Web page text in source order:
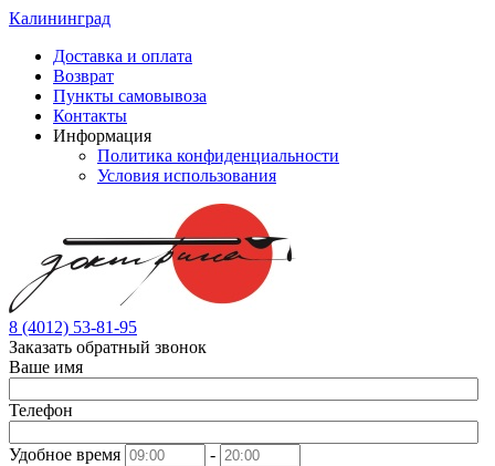
Калининград
Доставка и оплата
Возврат
Пункты самовывоза
Контакты
Информация
Политика конфиденциальности
Условия использования
8 (4012) 53-81-95
Заказать обратный звонок
Ваше имя
Телефон
Удобное время -